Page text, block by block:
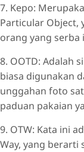
7. Kepo:
Particular Object,
orang yang serba
8. OOTD: Adalah
biasa digunakan
unggahan foto
paduan pakaian
9. OTW: Kata ini
Way, yang berarti